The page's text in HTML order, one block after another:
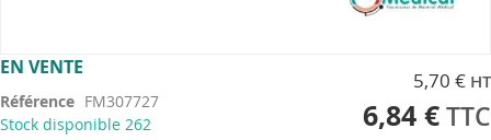
EN VENTE
Référence FM307727
Stock disponible 262
5,70 €
6,84 €
Skip
the
beginning